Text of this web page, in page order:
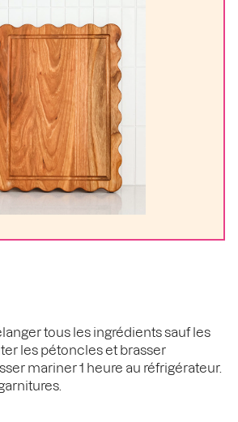
tous les ingrédients sauf les
les pétoncles et brasser
mariner 1 heure au réfrigérateur.